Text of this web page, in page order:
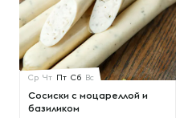
Ср Чт Пт Сб Вс
Сосиски с моцареллой и
базиликом